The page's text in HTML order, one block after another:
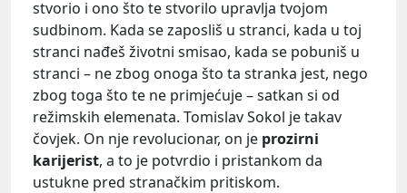
stvorio i ono što te stvorilo upravlja tvojom
sudbinom. Kada se zaposliš u stranci, kada u toj
stranci nađeš životni smisao, kada se pobuniš u
stranci – ne zbog onoga što ta stranka jest, nego
zbog toga što te ne primjećuje – satkan si od
režimskih elemenata. Tomislav Sokol je takav
čovjek. On nje revolucionar, on je prozirni
karijerist, a to je potvrdio i pristankom da
ustukne pred stranačkim pritiskom.